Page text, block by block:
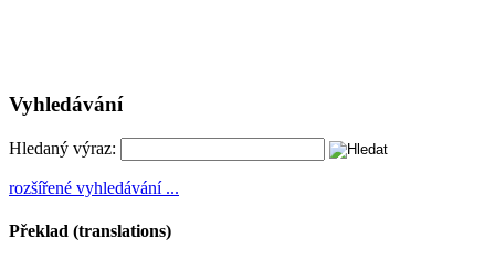
Vyhledávání
Hledaný výraz:
rozšířené vyhledávání ...
Překlad (translations)